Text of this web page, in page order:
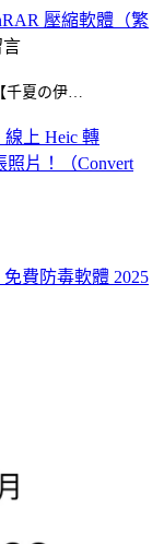
壓縮軟體（繁
言
千夏の伊…
線上 Heic 轉
照片！（Convert
免費防毒軟體 2025